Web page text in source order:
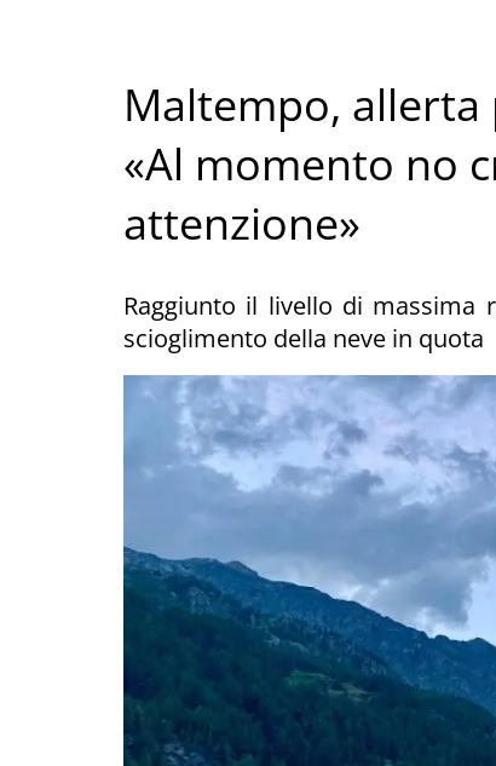
Maltempo, allerta
«Al momento no
attenzione»
Raggiunto il livello di massima
scioglimento della neve in quota